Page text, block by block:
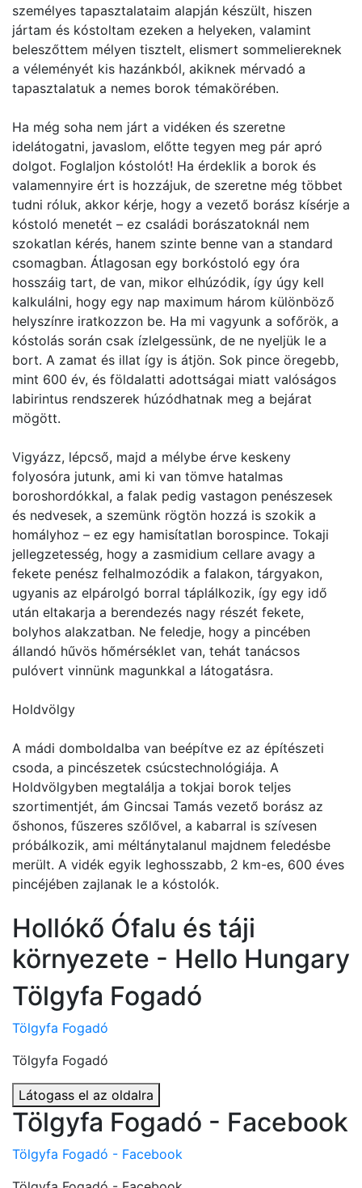
személyes tapasztalataim alapján készült, hiszen
jártam és kóstoltam ezeken a helyeken, valamint
beleszőttem mélyen tisztelt, elismert sommeliereknek
a véleményét kis hazánkból, akiknek mérvadó a
tapasztalatuk a nemes borok témakörében.
Ha még soha nem járt a vidéken és szeretne
idelátogatni, javaslom, előtte tegyen meg pár apró
dolgot. Foglaljon kóstolót! Ha érdeklik a borok és
valamennyire ért is hozzájuk, de szeretne még többet
tudni róluk, akkor kérje, hogy a vezető borász kísérje a
kóstoló menetét – ez családi borászatoknál nem
szokatlan kérés, hanem szinte benne van a standard
csomagban. Átlagosan egy borkóstoló egy óra
hosszáig tart, de van, mikor elhúzódik, így úgy kell
kalkulálni, hogy egy nap maximum három különböző
helyszínre iratkozzon be. Ha mi vagyunk a sofőrök, a
kóstolás során csak ízlelgessünk, de ne nyeljük le a
bort. A zamat és illat így is átjön. Sok pince öregebb,
mint 600 év, és földalatti adottságai miatt valóságos
labirintus rendszerek húzódhatnak meg a bejárat
mögött.
Vigyázz, lépcső, majd a mélybe érve keskeny
folyosóra jutunk, ami ki van tömve hatalmas
boroshordókkal, a falak pedig vastagon penészesek
és nedvesek, a szemünk rögtön hozzá is szokik a
homályhoz – ez egy hamisítatlan borospince. Tokaji
jellegzetesség, hogy a zasmidium cellare avagy a
fekete penész felhalmozódik a falakon, tárgyakon,
ugyanis az elpárolgó borral táplálkozik, így egy idő
után eltakarja a berendezés nagy részét fekete,
bolyhos alakzatban. Ne feledje, hogy a pincében
állandó hűvös hőmérséklet van, tehát tanácsos
pulóvert vinnünk magunkkal a látogatásra.
Holdvölgy
A mádi domboldalba van beépítve ez az építészeti
csoda, a pincészetek csúcstechnológiája. A
Holdvölgyben megtalálja a tokjai borok teljes
szortimentjét, ám Gincsai Tamás vezető borász az
őshonos, fűszeres szőlővel, a kabarral is szívesen
próbálkozik, ami méltánytalanul majdnem feledésbe
merült. A vidék egyik leghosszabb, 2 km-es, 600 éves
pincéjében zajlanak le a kóstolók.
Hollókő Ófalu és táji
környezete - Hello Hungary
Tölgyfa Fogadó
Tölgyfa Fogadó
Tölgyfa Fogadó
Látogass el az oldalra
Tölgyfa Fogadó - Facebook
Tölgyfa Fogadó - Facebook